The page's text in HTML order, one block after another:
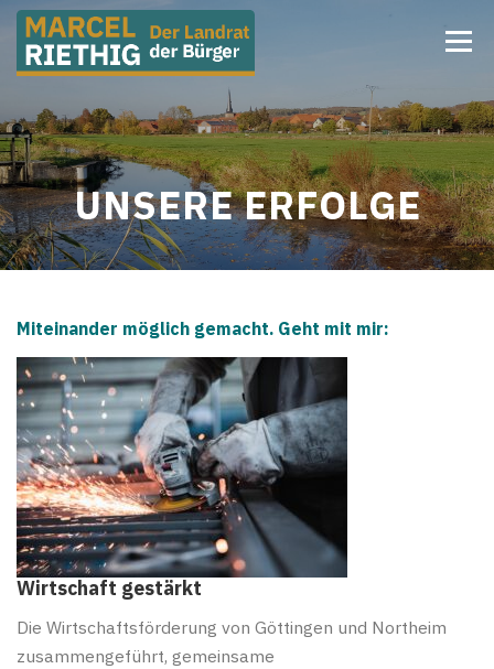
Zum
Inhalt
springen
Menü
HOME MEINE PLÄNE DEINE VORSCHLÄGE
UNSERE ERFOLGE ÜBER MICH
UNSERE ERFOLGE
Miteinander möglich gemacht. Geht mit mir:
Wirtschaft gestärkt
Die Wirtschaftsförderung von Göttingen und Northeim
zusammengeführt, gemeinsame